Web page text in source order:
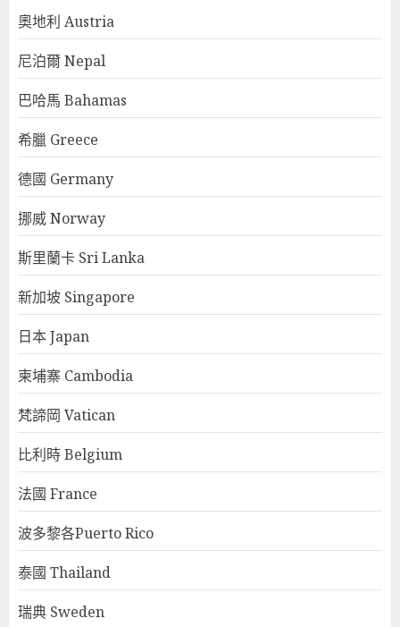
奧地利 Austria
尼泊爾 Nepal
巴哈馬 Bahamas
希臘 Greece
德國 Germany
挪威 Norway
斯里蘭卡 Sri Lanka
新加坡 Singapore
日本 Japan
柬埔寨 Cambodia
梵諦岡 Vatican
比利時 Belgium
法國 France
波多黎各Puerto Rico
泰國 Thailand
瑞典 Sweden